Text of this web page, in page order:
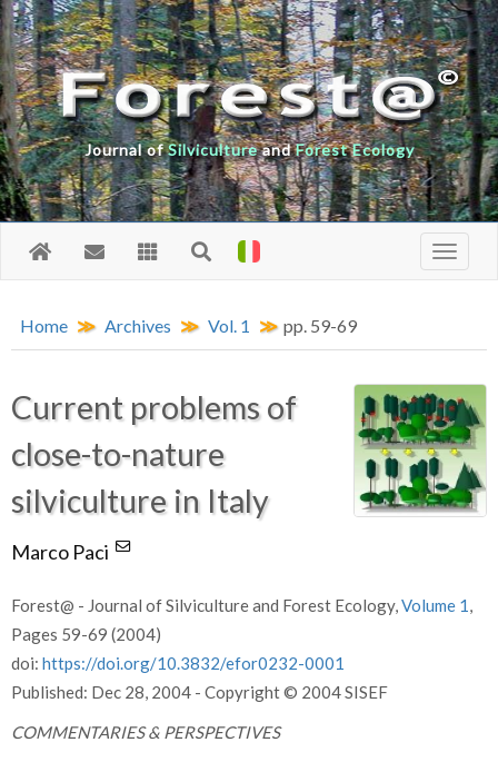
Journal ofSilvicultureandForest Ecology
Home Archives Vol. 1 pp. 59-69
Current problems of
close-to-nature
silviculture in Italy
Marco Paci
Forest@ - Journal of Silviculture and Forest Ecology,Volume 1,
Pages 59-69 (2004)
doi: https://doi.org/10.3832/efor0232-0001
Published: Dec 28, 2004 - Copyright © 2004 SISEF
COMMENTARIES & PERSPECTIVES